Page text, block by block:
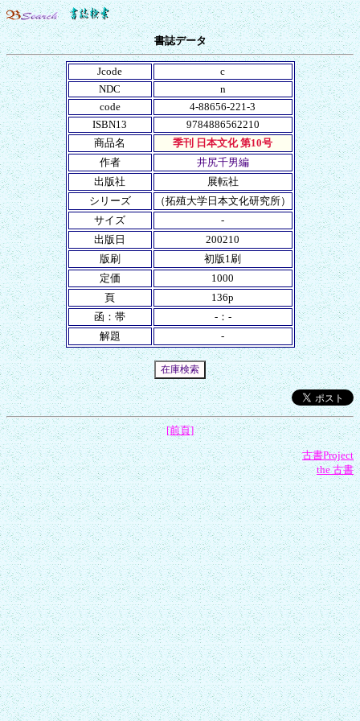
書誌データ
Jcode
c
NDC
n
code
4-88656-221-3
ISBN13
9784886562210
商品名
季刊 日本文化 第10号
作者
井尻千男編
出版社
展転社
シリーズ
（拓殖大学日本文化研究所）
サイズ
-
出版日
200210
版刷
初版1刷
定価
1000
頁
136p
函：帯
-：-
解題
-
[前頁]
古書Project
the 古書